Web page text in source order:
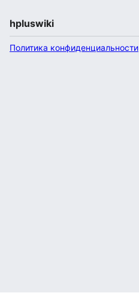
hpluswiki
Политика конфиденциальности